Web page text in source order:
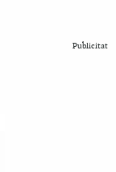
Publicitat